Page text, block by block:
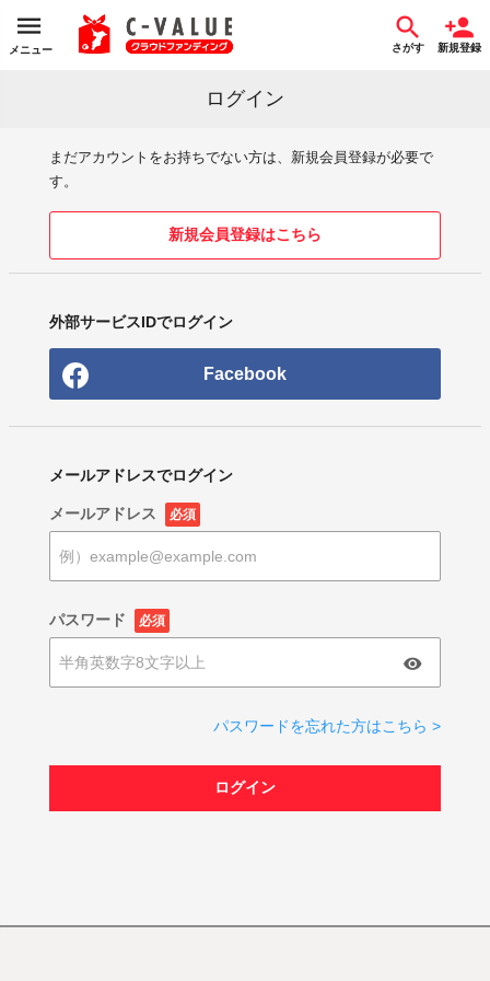
メニュー さがす 新規登録
ログイン
まだアカウントをお持ちでない方は、新規会員登録が必要で
す。
新規会員登録はこちら
外部サービスIDでログイン
Facebook
メールアドレスでログイン
メールアドレス 必須
パスワード 必須
パスワードを忘れた方はこちら >
ログイン